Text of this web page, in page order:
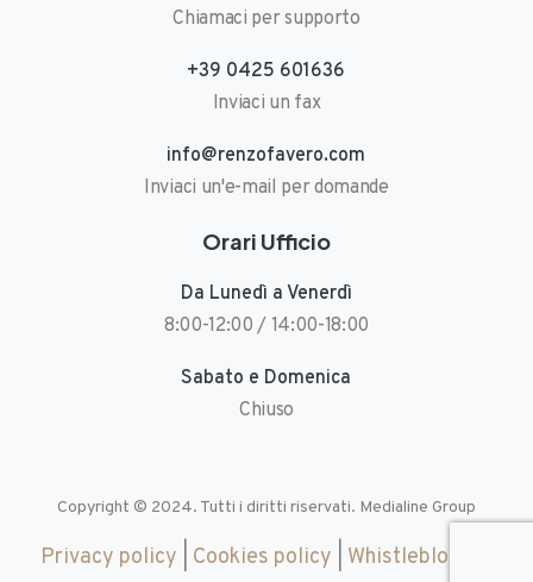
Chiamaci per supporto
+39 0425 601636
Inviaci un fax
info@renzofavero.com
Inviaci un'e-mail per domande
Orari Ufficio
Da Lunedì a Venerdì
8:00-12:00 / 14:00-18:00
Sabato e Domenica
Chiuso
Copyright © 2024. Tutti i diritti riservati. Medialine Group
Privacy policy Cookies policy Whistleblowing